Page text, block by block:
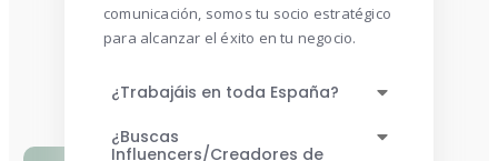
comunicación, somos tu socio estratégico
para alcanzar el éxito en tu negocio.
¿Trabajáis en toda España?
¿Buscas
Influencers/Creadores de